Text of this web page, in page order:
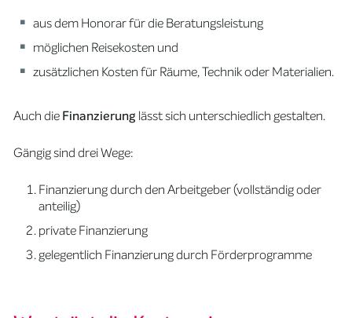
aus dem Honorar für die Beratungsleistung
möglichen Reisekosten und
zusätzlichen Kosten für Räume, Technik oder Materialien.
Auch dieFinanzierung lässt sich unterschiedlich gestalten.
Gängig sind drei Wege:
Finanzierung durch den Arbeitgeber (vollständig oder
anteilig)
private Finanzierung
gelegentlich Finanzierung durch Förderprogramme